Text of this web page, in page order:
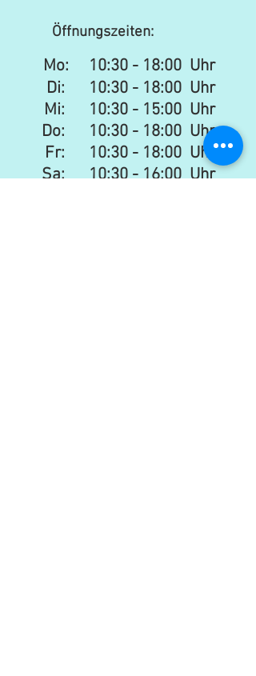
Öffnungszeiten:
Mo: 10:30 - 18:00 Uhr
Di: 10:30 - 18:00 Uhr
Mi: 10:30 - 15:00 Uhr​​
Do: 10:30 - 18:00 Uhr
Fr: 10:30 - 18:00 Uhr
Sa:10:30 - 16:00 Uhr